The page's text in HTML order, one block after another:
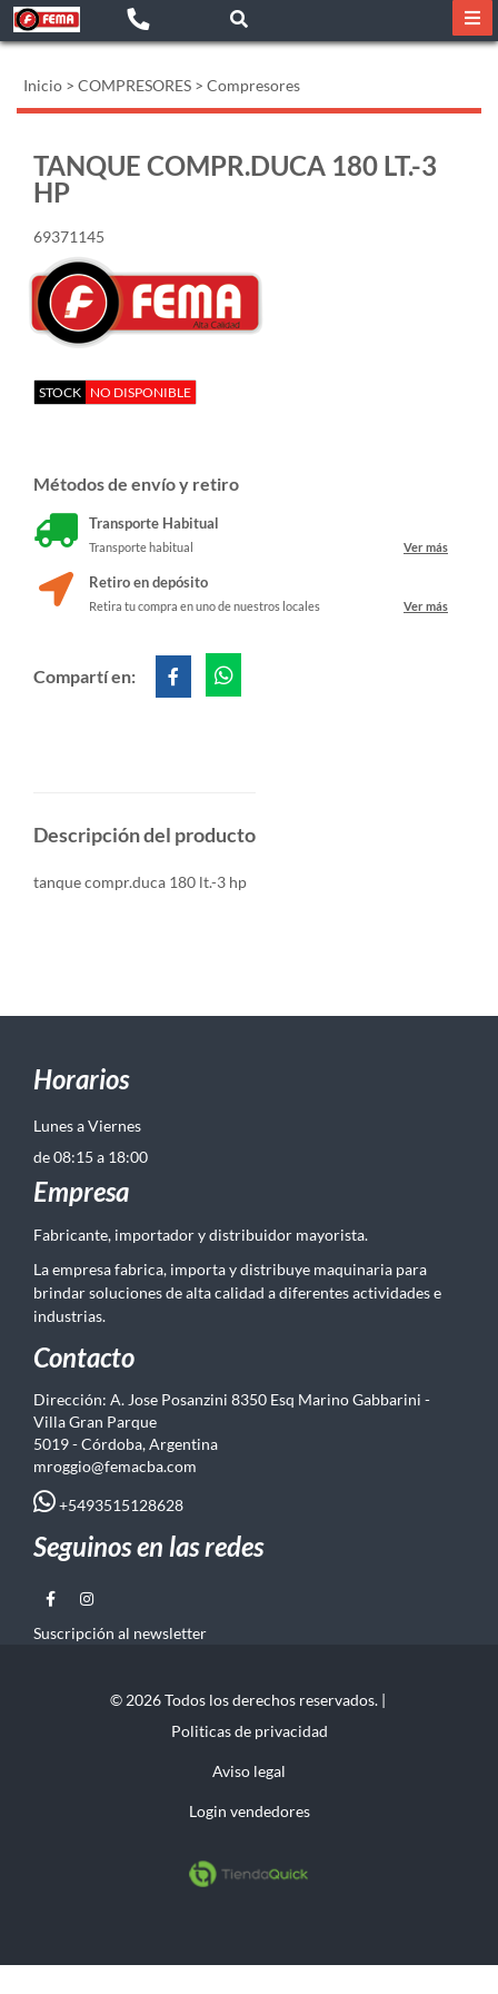
Inicio > COMPRESORES > Compresores
TANQUE COMPR.DUCA 180 LT.-3
HP
69371145
STOCK NO DISPONIBLE
Métodos de envío y retiro
Transporte Habitual
Transporte habitual Ver más
Retiro en depósito
Retira tu compra en uno de nuestros locales Ver más
Compartí en:
Descripción del producto
tanque compr.duca 180 lt.-3 hp
Horarios
Lunes a Viernes
de 08:15 a 18:00
Empresa
Fabricante, importador y distribuidor mayorista.
La empresa fabrica, importa y distribuye maquinaria para
brindar soluciones de alta calidad a diferentes actividades e
industrias.
Contacto
Dirección: A. Jose Posanzini 8350 Esq Marino Gabbarini -
Villa Gran Parque
5019 - Córdoba, Argentina
mroggio@femacba.com
+5493515128628
Seguinos en las redes
Suscripción al newsletter
© 2026 Todos los derechos reservados. |
Politicas de privacidad
Aviso legal
Login vendedores